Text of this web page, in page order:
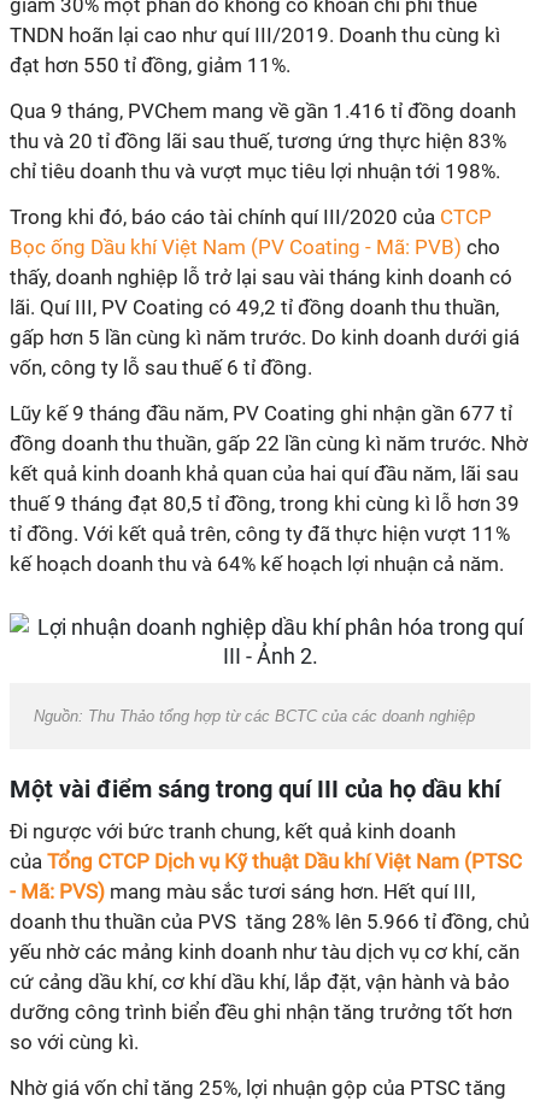
giảm 30% một phần do không có khoản chi phí thuế
TNDN hoãn lại cao như quí III/2019. Doanh thu cùng kì
đạt hơn 550 tỉ đồng, giảm 11%.
Qua 9 tháng, PVChem mang về gần 1.416 tỉ đồng doanh
thu và 20 tỉ đồng lãi sau thuế, tương ứng thực hiện 83%
chỉ tiêu doanh thu và vượt mục tiêu lợi nhuận tới 198%.
Trong khi đó, báo cáo tài chính quí III/2020 của CTCP
Bọc ống Dầu khí Việt Nam (PV Coating - Mã: PVB) cho
thấy, doanh nghiệp lỗ trở lại sau vài tháng kinh doanh có
lãi. Quí III, PV Coating có 49,2 tỉ đồng doanh thu thuần,
gấp hơn 5 lần cùng kì năm trước. Do kinh doanh dưới giá
vốn, công ty lỗ sau thuế 6 tỉ đồng.
Lũy kế 9 tháng đầu năm, PV Coating ghi nhận gần 677 tỉ
đồng doanh thu thuần, gấp 22 lần cùng kì năm trước. Nhờ
kết quả kinh doanh khả quan của hai quí đầu năm, lãi sau
thuế 9 tháng đạt 80,5 tỉ đồng, trong khi cùng kì lỗ hơn 39
tỉ đồng. Với kết quả trên, công ty đã thực hiện vượt 11%
kế hoạch doanh thu và 64% kế hoạch lợi nhuận cả năm.
Nguồn: Thu Thảo tổng hợp từ các BCTC của các doanh nghiệp
Một vài điểm sáng trong quí III của họ dầu khí
Đi ngược với bức tranh chung, kết quả kinh doanh
của Tổng CTCP Dịch vụ Kỹ thuật Dầu khí Việt Nam (PTSC
- Mã: PVS) mang màu sắc tươi sáng hơn. Hết quí III,
doanh thu thuần của PVS tăng 28% lên 5.966 tỉ đồng, chủ
yếu nhờ các mảng kinh doanh như tàu dịch vụ cơ khí, căn
cứ cảng dầu khí, cơ khí dầu khí, lắp đặt, vận hành và bảo
dưỡng công trình biển đều ghi nhận tăng trưởng tốt hơn
so với cùng kì.
Nhờ giá vốn chỉ tăng 25%, lợi nhuận gộp của PTSC tăng